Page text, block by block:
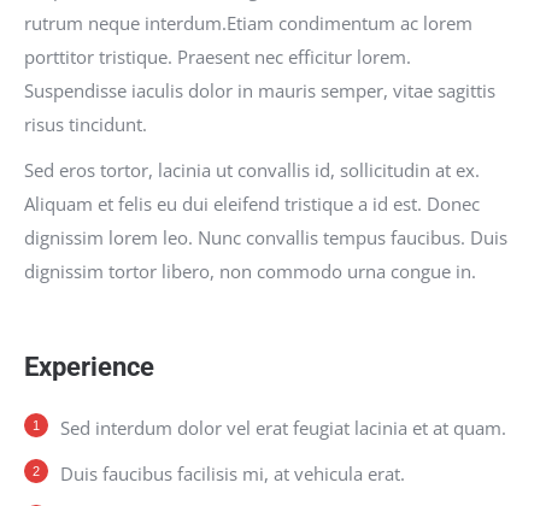
rutrum neque interdum.Etiam condimentum ac lorem
porttitor tristique. Praesent nec efficitur lorem.
Suspendisse iaculis dolor in mauris semper, vitae sagittis
risus tincidunt.
Sed eros tortor, lacinia ut convallis id, sollicitudin at ex.
Aliquam et felis eu dui eleifend tristique a id est. Donec
dignissim lorem leo. Nunc convallis tempus faucibus. Duis
dignissim tortor libero, non commodo urna congue in.
Experience
Sed interdum dolor vel erat feugiat lacinia et at quam.
Duis faucibus facilisis mi, at vehicula erat.